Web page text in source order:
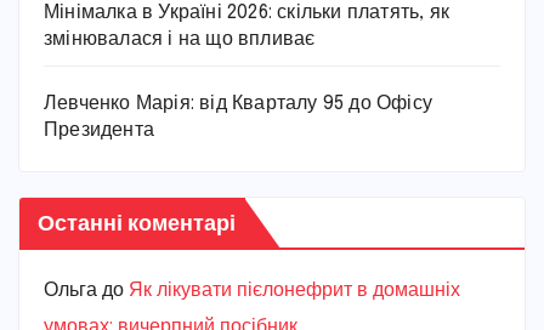
Мінімалка в Україні 2026: скільки платять, як
змінювалася і на що впливає
Левченко Марія: від Кварталу 95 до Офісу
Президента
Останні коментарі
Ольга до Як лікувати пієлонефрит в домашніх